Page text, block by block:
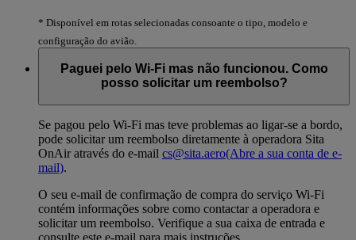
* Disponível em rotas selecionadas consoante o tipo, modelo e
configuração do avião.
Paguei pelo Wi-Fi mas não funcionou. Como
posso solicitar um reembolso?
Se pagou pelo Wi-Fi mas teve problemas ao ligar-se a bordo,
pode solicitar um reembolso diretamente à operadora Sita
OnAir através do e-mail cs@sita.aero(Abre a sua conta de e-
mail).
O seu e-mail de confirmação de compra do serviço Wi-Fi
contém informações sobre como contactar a operadora e
solicitar um reembolso. Verifique a sua caixa de entrada e
consulte este e-mail para mais instruções.